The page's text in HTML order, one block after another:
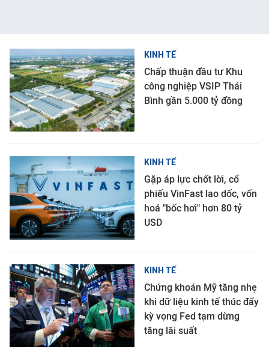
KINH TẾ
Chấp thuận đầu tư Khu
công nghiệp VSIP Thái
Bình gần 5.000 tỷ đồng
KINH TẾ
Gặp áp lực chốt lời, cổ
phiếu VinFast lao dốc, vốn
hoá "bốc hơi" hơn 80 tỷ
USD
KINH TẾ
Chứng khoán Mỹ tăng nhẹ
khi dữ liệu kinh tế thúc đẩy
kỳ vọng Fed tạm dừng
tăng lãi suất